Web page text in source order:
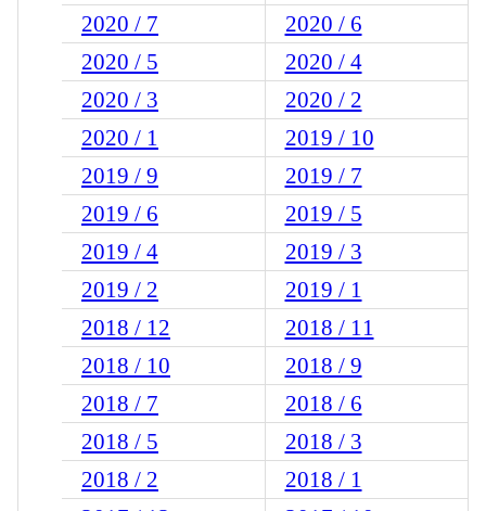
2020 / 7
2020 / 6
2020 / 5
2020 / 4
2020 / 3
2020 / 2
2020 / 1
2019 / 10
2019 / 9
2019 / 7
2019 / 6
2019 / 5
2019 / 4
2019 / 3
2019 / 2
2019 / 1
2018 / 12
2018 / 11
2018 / 10
2018 / 9
2018 / 7
2018 / 6
2018 / 5
2018 / 3
2018 / 2
2018 / 1